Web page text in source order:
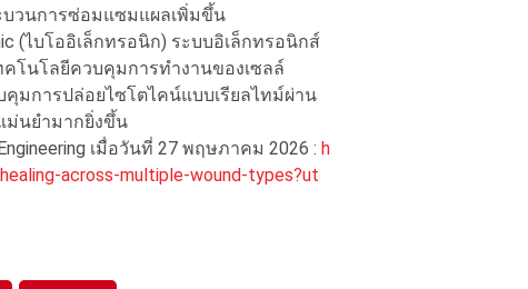
บวนการซ่อมแซมแผลเพิ่มขึ้น
(ไบโออิเล็กทรอนิก) ระบบอิเล็กทรอนิกส์
คโนโลยีควบคุมการทำงานของเซลล์
คุมการปล่อยไซโตไคน์แบบเรียลไทม์ผ่าน
ม่นยำมากยิ่งขึ้น
เมื่อวันที่ 27 พฤษภาคม 2026 : h
across-multiple-wound-types?ut